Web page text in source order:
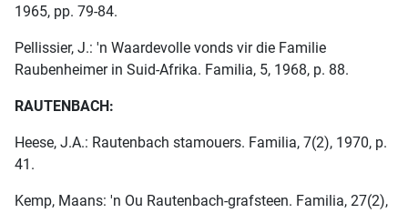
1965, pp. 79-84.
Pellissier, J.: 'n Waardevolle vonds vir die Familie
Raubenheimer in Suid-Afrika. Familia, 5, 1968, p. 88.
RAUTENBACH:
Heese, J.A.: Rautenbach stamouers. Familia, 7(2), 1970, p.
41.
Kemp, Maans: 'n Ou Rautenbach-grafsteen. Familia, 27(2),